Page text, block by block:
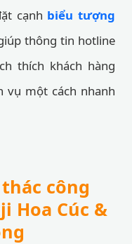
cạnh biểu tượng
thông tin hotline
thích khách hàng
vụ một cách nhanh
công
Hoa Cúc &